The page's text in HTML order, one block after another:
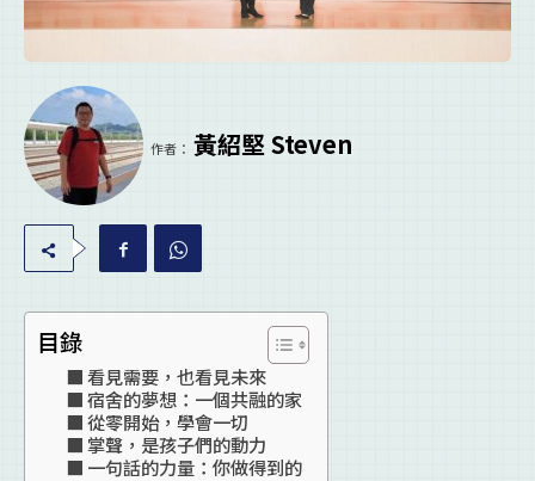
作者： 黃紹堅 Steven
目錄
看見需要，也看見未來
宿舍的夢想：一個共融的家
從零開始，學會一切
掌聲，是孩子們的動力
一句話的力量：你做得到的